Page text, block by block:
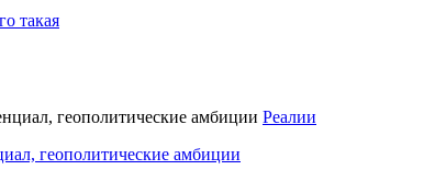
такая
Реалии
геополитические амбиции